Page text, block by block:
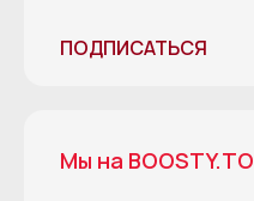
ПОДПИСАТЬСЯ
Мы на BOOSTY.TO